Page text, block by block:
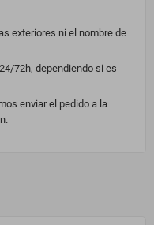
exteriores ni el nombre de
72h, dependiendo si es
enviar el pedido a la